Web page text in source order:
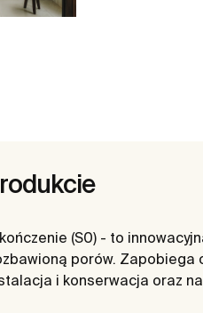
(S0) - to
porów. Zapobiega
i konserwacja oraz